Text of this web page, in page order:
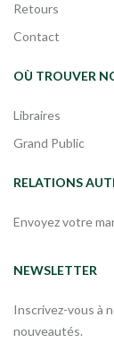
Retours
Contact
OÙ TROUVER
Libraires
Grand Public
RELATIONS
Envoyez votre
NEWSLETTER
Inscrivez-vous à
nouveautés.